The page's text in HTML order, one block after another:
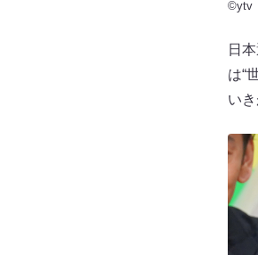
©ytv
日
は“
い